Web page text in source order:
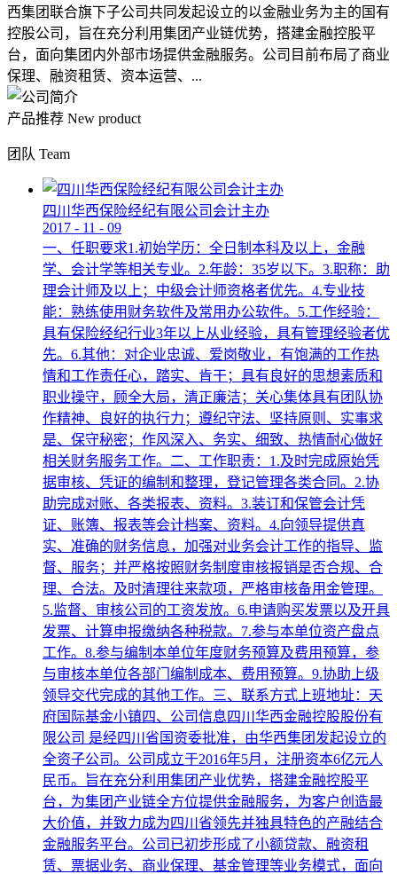
西集团联合旗下子公司共同发起设立的以金融业务为主的国有
控股公司，旨在充分利用集团产业链优势，搭建金融控股平
台，面向集团内外部市场提供金融服务。公司目前布局了商业
保理、融资租赁、资本运营、...
产品推荐 New product
团队 Team
四川华西保险经纪有限公司会计主办
2017 - 11 - 09
一、任职要求1.初始学历：全日制本科及以上，金融
学、会计学等相关专业。2.年龄：35岁以下。3.职称：助
理会计师及以上；中级会计师资格者优先。4.专业技
能：熟练使用财务软件及常用办公软件。5.工作经验：
具有保险经纪行业3年以上从业经验，具有管理经验者优
先。6.其他：对企业忠诚、爱岗敬业，有饱满的工作热
情和工作责任心，踏实、肯干；具有良好的思想素质和
职业操守，顾全大局，清正廉洁；关心集体具有团队协
作精神、良好的执行力；遵纪守法、坚持原则、实事求
是、保守秘密；作风深入、务实、细致、热情耐心做好
相关财务服务工作。二、工作职责：1.及时完成原始凭
据审核、凭证的编制和整理，登记管理各类合同。2.协
助完成对账、各类报表、资料。3.装订和保管会计凭
证、账簿、报表等会计档案、资料。4.向领导提供真
实、准确的财务信息，加强对业务会计工作的指导、监
督、服务；并严格按照财务制度审核报销是否合规、合
理、合法。及时清理往来款项，严格审核备用金管理。
5.监督、审核公司的工资发放。6.申请购买发票以及开具
发票、计算申报缴纳各种税款。7.参与本单位资产盘点
工作。8.参与编制本单位年度财务预算及费用预算，参
与审核本单位各部门编制成本、费用预算。9.协助上级
领导交代完成的其他工作。三、联系方式上班地址：天
府国际基金小镇四、公司信息四川华西金融控股股份有
限公司 是经四川省国资委批准，由华西集团发起设立的
全资子公司。公司成立于2016年5月，注册资本6亿元人
民币。旨在充分利用集团产业优势，搭建金融控股平
台，为集团产业链全方位提供金融服务，为客户创造最
大价值，并致力成为四川省领先并独具特色的产融结合
金融服务平台。公司已初步形成了小额贷款、融资租
赁、票据业务、商业保理、基金管理等业务模式，面向